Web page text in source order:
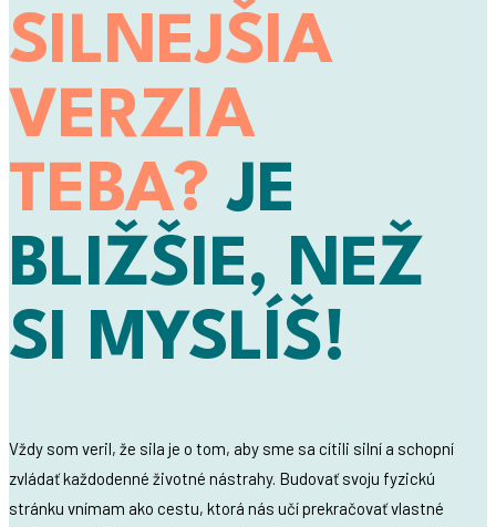
SILNEJŠIA
VERZIA
TEBA? JE
BLIŽŠIE, NEŽ
SI MYSLÍŠ!
Vždy som veril, že sila je o tom, aby sme sa cítili silní a schopní
zvládať každodenné životné nástrahy. Budovať svoju fyzickú
stránku vnímam ako cestu, ktorá nás učí prekračovať vlastné